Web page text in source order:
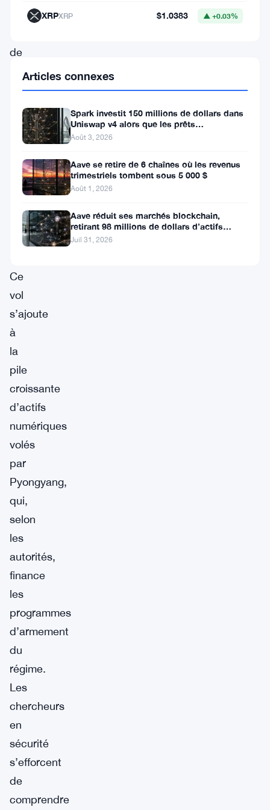
500
de
dollars
aux
plateformes
finance
décentralisée
trois
Ce
vol
s’ajoute
à
la
pile
croissante
d’actifs
numériques
volés
par
Pyongyang,
qui,
selon
les
autorités,
finance
les
programmes
d’armement
du
régime.
Les
chercheurs
en
sécurité
s’efforcent
de
comprendre
XRPXRP $1.0383 ▲ +0.03%
Articles connexes
Spark investit 150 millions de dollars dans
Uniswap v4 alors que les prêts
institutionnels atteignent 260
Août 3, 2026
Aave se retire de 6 chaînes où les revenus
trimestriels tombent sous 5 000 $
Août 1, 2026
Aave réduit ses marchés blockchain,
retirant 98 millions de dollars d’actifs
fournis
Juil 31, 2026